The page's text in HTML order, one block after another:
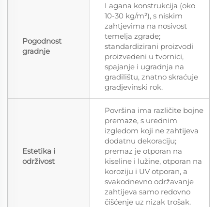
Pogodnost
gradnje
Lagana konstrukcija (oko
10-30 kg/m²), s niskim
zahtjevima na nosivost
temelja zgrade;
standardizirani proizvodi
proizvedeni u tvornici,
spajanje i ugradnja na
gradilištu, znatno skraćuje
gradjevinski rok.
Estetika i
održivost
Površina ima različite bojne
premaze, s urednim
izgledom koji ne zahtijeva
dodatnu dekoraciju;
premaz je otporan na
kiseline i lužine, otporan na
koroziju i UV otporan, a
svakodnevno održavanje
zahtijeva samo redovno
čišćenje uz nizak trošak.